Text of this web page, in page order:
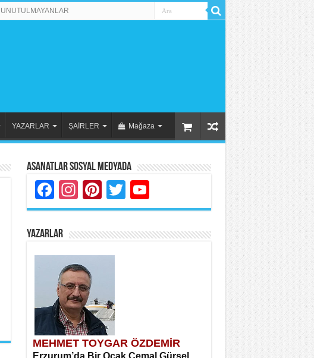
UNUTULMAYANLAR
YAZARLAR ŞAİRLER Mağaza
Asanatlar Sosyal Medyada
Facebook
Instagram
Pinterest
Twitter
YAZARLAR
MEHMET TOYGAR ÖZDEMİR
Erzurum’da Bir Ocak Cemal Gürsel